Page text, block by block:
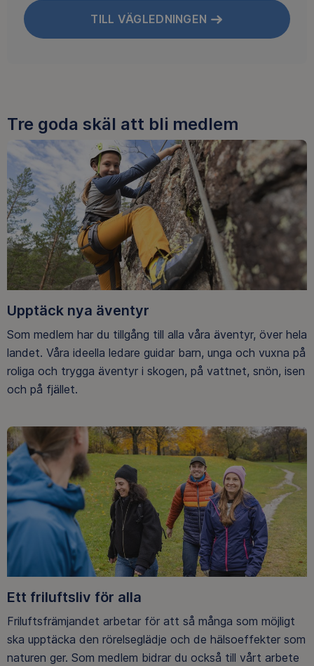
TILL VÄGLEDNINGEN
Tre goda skäl att bli medlem
Upptäck nya äventyr
Som medlem har du tillgång till alla våra äventyr, över hela
landet. Våra ideella ledare guidar barn, unga och vuxna på
roliga och trygga äventyr i skogen, på vattnet, snön, isen
och på fjället.
Ett friluftsliv för alla
Friluftsfrämjandet arbetar för att så många som möjligt
ska upptäcka den rörelseglädje och de hälsoeffekter som
naturen ger. Som medlem bidrar du också till vårt arbete